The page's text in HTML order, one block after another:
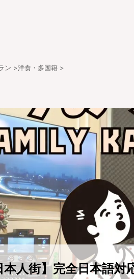
ン >洋食・多国籍 >
本人街】完全日本語